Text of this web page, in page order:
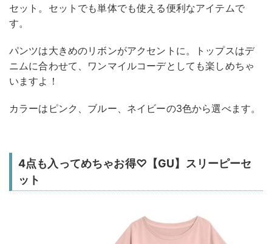
セット。セットでも単体でも使える便利なアイテムで
す。
パンツは大きめのリボンがアクセントに。トップスはデ
ニムに合わせて、ワンマイルコーデとしても楽しめちゃ
いますよ！
カラーはピンク、ブルー、ネイビーの3色から選べます。
4点も入ってめちゃお得♡【GU】スリーピーセ
ット